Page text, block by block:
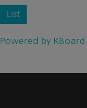
List
Powered by KBoard